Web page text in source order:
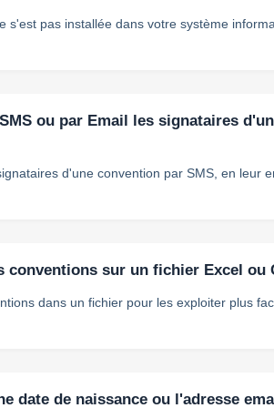
s'est pas installée dans votre système
ou par Email les signataires
d'une convention par SMS, en leur
conventions sur un fichier Excel ou
dans un fichier pour les exploiter plus
date de naissance ou l'adresse